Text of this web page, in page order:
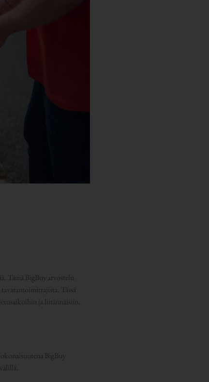
Tämä BigBuy arvostelu
Tässä
ja liitännäisiin.
BigBuy